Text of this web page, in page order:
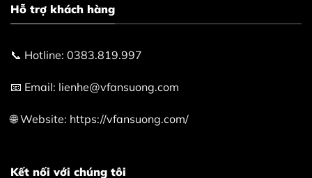
Hỗ trợ khách hàng
📞 Hotline: 0383.819.997
📧 Email: lienhe@vfansuong.com
🌐 Website: https://vfansuong.com/
Kết nối với chúng tôi